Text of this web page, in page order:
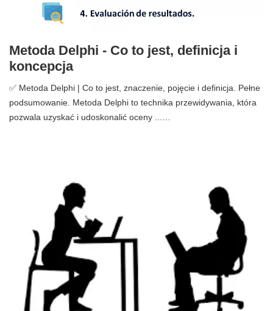
Metoda Delphi - Co to jest, definicja i
koncepcja
✅ Metoda Delphi | Co to jest, znaczenie, pojęcie i definicja. Pełne
podsumowanie. Metoda Delphi to technika przewidywania, która
pozwala uzyskać i udoskonalić oceny ...…